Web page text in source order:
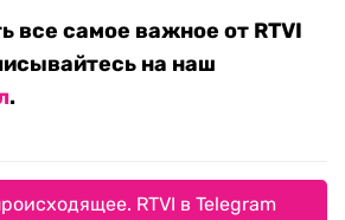
все самое важное от RTVI
на наш
.
RTVI в Telegram